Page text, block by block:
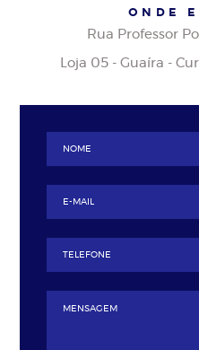
ONDE
Rua Professor
Loja 05 - Guaíra -